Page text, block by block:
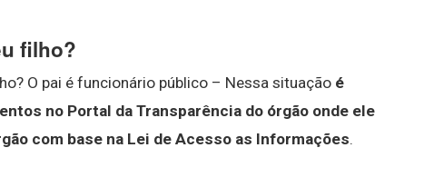
filho?
O pai é funcionário público – Nessa situação é
no Portal da Transparência do órgão onde ele
com base na Lei de Acesso as Informações.